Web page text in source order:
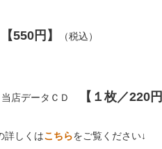
【550円】 （税込）
当店データＣＤ 【１枚／220
詳しくはこちらをご覧ください↓